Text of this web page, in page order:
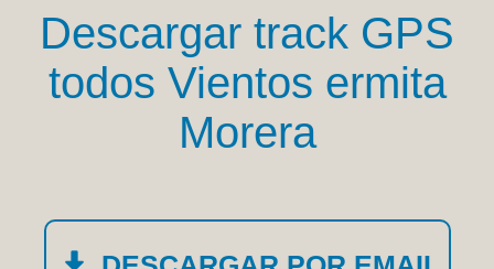
Descargar track GPS
todos Vientos ermita
Morera